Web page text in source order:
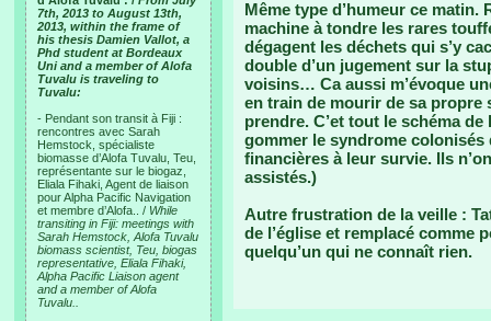
7th, 2013 to August 13th,
2013, within the frame of
his thesis Damien Vallot, a
Phd student at Bordeaux
Uni and a member of Alofa
Tuvalu is traveling to
Tuvalu:
- Pendant son transit à Fiji :
rencontres avec Sarah
Hemstock, spécialiste
biomasse d’Alofa Tuvalu, Teu,
représentante sur le biogaz,
Eliala Fihaki, Agent de liaison
pour Alpha Pacific Navigation
et membre d’Alofa.. / While
transiting in Fiji: meetings with
Sarah Hemstock, Alofa Tuvalu
biomass scientist, Teu, biogas
representative, Eliala Fihaki,
Alpha Pacific Liaison agent
and a member of Alofa
Tuvalu..
Même type d’humeur ce matin.
machine à tondre les rares
dégagent les déchets qui s’y
double d’un jugement sur la
voisins… Ca aussi m’évoque
en train de mourir de sa propre
prendre. C’et tout le schéma
gommer le syndrome
financières à leur survie. Ils
assistés.)
Autre frustration de la veille :
de l’église et remplacé comme
quelqu’un qui ne connaît rien.